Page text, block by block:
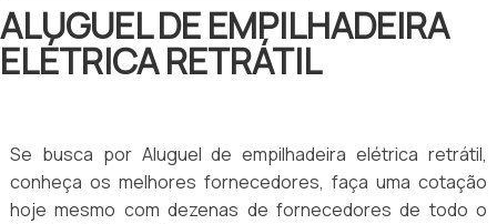
ALUGUEL DE EMPILHADEIRA
ELÉTRICA RETRÁTIL
Se busca por Aluguel de empilhadeira elétrica retrátil,
conheça os melhores fornecedores, faça uma cotação
hoje mesmo com dezenas de fornecedores de todo o